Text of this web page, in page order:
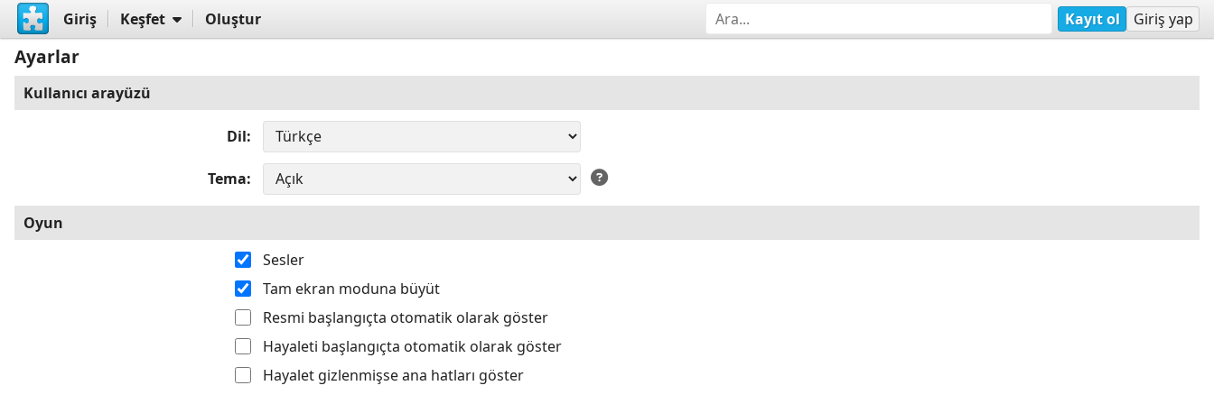
Giriş Keşfet Oluştur Kayıt ol Giriş yap
Ayarlar
Kullanıcı arayüzü
Dil
Tema
Oyun
Sesler
Tam ekran moduna büyüt
Resmi başlangıçta otomatik olarak göster
Hayaleti başlangıçta otomatik olarak göster
Hayalet gizlenmişse ana hatları göster